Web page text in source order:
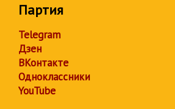
Партия
Telegram
Дзен
ВКонтакте
Одноклассники
YouTube